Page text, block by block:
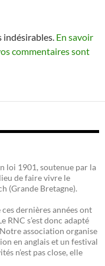
indésirables. En savoir
commentaires sont
loi 1901, soutenue par la
de faire vivre le
(Grande Bretagne).
dernières années ont
RNC s’est donc adapté
association organise
en anglais et un festival
n’est pas close, elle